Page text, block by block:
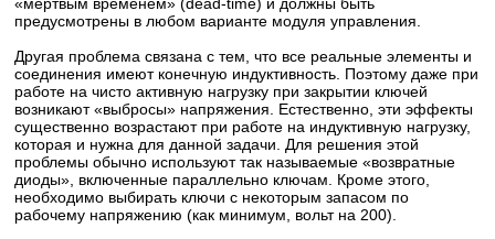
предусмотрены в любом варианте модуля управления.
Другая проблема связана с тем, что все реальные элементы и
соединения имеют конечную индуктивность. Поэтому даже при
работе на чисто активную нагрузку при закрытии ключей
возникают «выбросы» напряжения. Естественно, эти эффекты
существенно возрастают при работе на индуктивную нагрузку,
которая и нужна для данной задачи. Для решения этой
проблемы обычно используют так называемые «возвратные
диоды», включенные параллельно ключам. Кроме этого,
необходимо выбирать ключи с некоторым запасом по
рабочему напряжению (как минимум, вольт на 200).